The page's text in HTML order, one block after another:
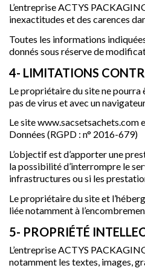
L’entreprise ACTYS
inexactitudes et des carences
Toutes les informations
donnés sous réserve de
4- LIMITATIONS
Le propriétaire du site ne pourra
pas de virus et avec un
Le site www.sacsetsachets.com
Données (RGPD : n° 2016-679)
L’objectif est d’apporter une
la possibilité d’interrompre le
infrastructures ou si les
Le propriétaire du site et
liée notamment à
5- PROPRIÉTÉ
L’entreprise ACTYS
notamment les textes, images,